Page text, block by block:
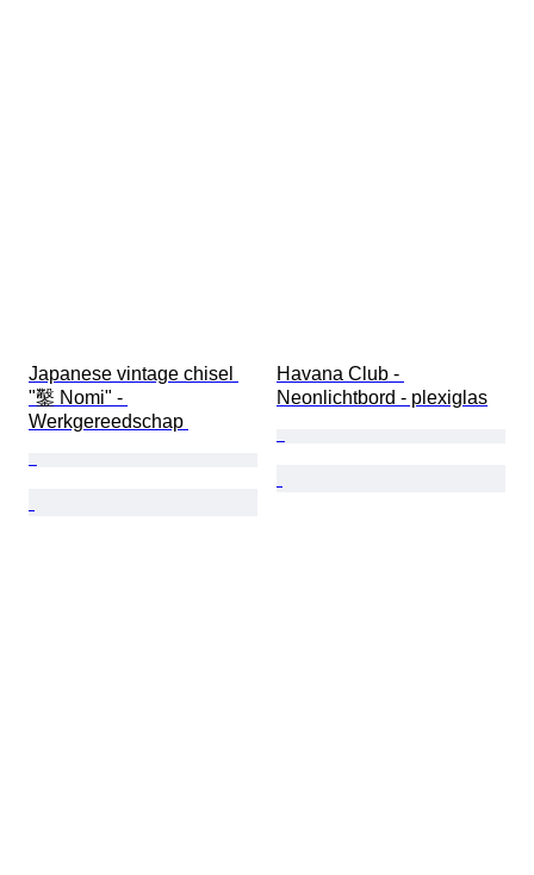
Japanese vintage chisel
"鑿 Nomi" -
Werkgereedschap
Havana Club -
Neonlichtbord - plexiglas